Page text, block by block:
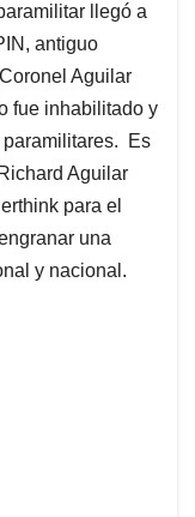
llegó a
antiguo
Aguilar
fue inhabilitado y
paramilitares. Es
Aguilar
para el
una
y nacional.